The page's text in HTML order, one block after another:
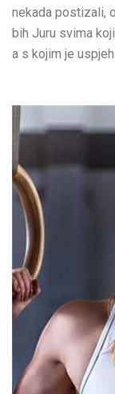
nekada postizali,
bih Juru svima
a s kojim je